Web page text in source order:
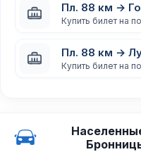
Пл. 88 км →
Купить билет на
Пл. 88 км →
Купить билет на